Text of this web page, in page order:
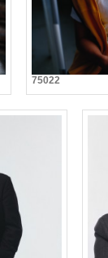
75022